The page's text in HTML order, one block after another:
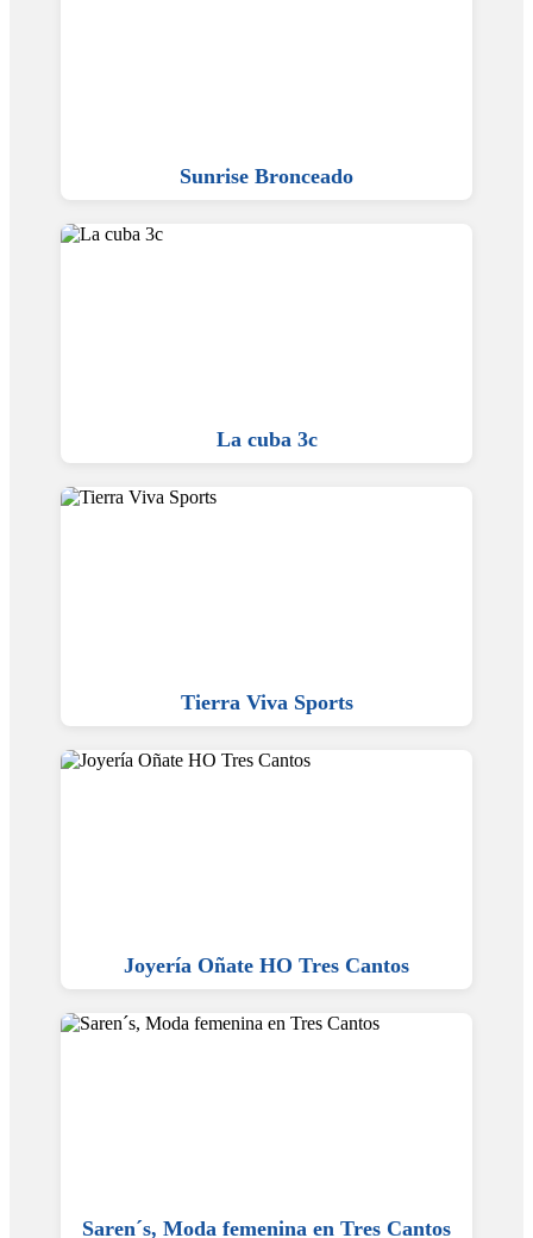
Sunrise Bronceado
La cuba 3c
Tierra Viva Sports
Joyería Oñate HO Tres Cantos
Saren´s, Moda femenina en Tres Cantos